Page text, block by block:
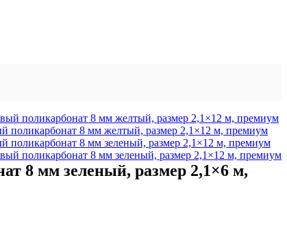
поликарбонат 8 мм желтый, размер 2,1×12 м, премиум
поликарбонат 8 мм зеленый, размер 2,1×12 м, премиум
8 мм зеленый, размер 2,1×6 м,